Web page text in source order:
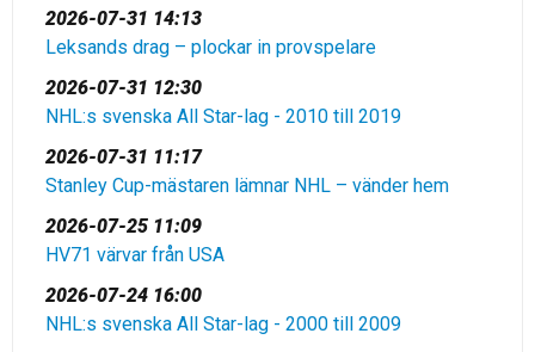
2026-07-31 14:13
Leksands drag – plockar in provspelare
2026-07-31 12:30
NHL:s svenska All Star-lag - 2010 till 2019
2026-07-31 11:17
Stanley Cup-mästaren lämnar NHL – vänder hem
2026-07-25 11:09
HV71 värvar från USA
2026-07-24 16:00
NHL:s svenska All Star-lag - 2000 till 2009